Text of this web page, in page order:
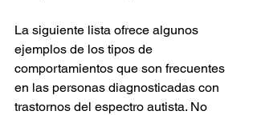
La siguiente lista ofrece algunos
ejemplos de los tipos de
comportamientos que son frecuentes
en las personas diagnosticadas con
trastornos del espectro autista. No